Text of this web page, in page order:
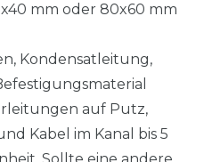
mm oder 80x60 mm
Kondensatleitung,
auf Putz,
Kabel im Kanal bis 5